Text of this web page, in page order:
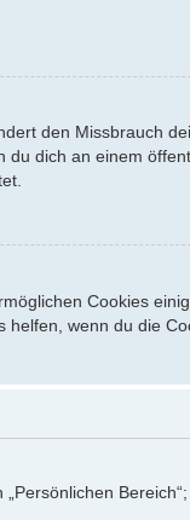
den Missbrauch
dich an einem
Cookies
helfen, wenn du die